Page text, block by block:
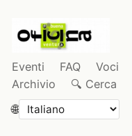
Eventi FAQ Voci
Archivio
🔍 Cerca
🌐